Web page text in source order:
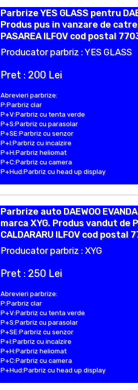
Parbrize YES GLASS pentru
Produs pus in vanzare de
PASAREA ILFOV cod postal
Producator parbriz : YES GLASS
Pret : 200 Lei
Abrevieri parbrize:
P:Parbriz clar
P+V:Parbriz cu tenta verde
P+S:Parbriz cu parasolar
P+SE:Parbriz cu senzor
P+I:Parbriz cu incalzire
P+H:Parbriz heliomat
P+C:Parbriz cu camera
P+Hud:Parbriz cu head up display
Parbrize auto DAEWOO
marca XYG. Produs vandut de
CALDARARU ILFOV cod postal
Producator parbriz : XYG
Pret : 250 Lei
Abrevieri parbrize:
P:Parbriz clar
P+V:Parbriz cu tenta verde
P+S:Parbriz cu parasolar
P+SE:Parbriz cu senzor
P+I:Parbriz cu incalzire
P+H:Parbriz heliomat
P+C:Parbriz cu camera
P+Hud:Parbriz cu head up display